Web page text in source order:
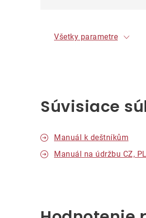
Všetky parametre
Súvisiace
Manuál k deštníkům
Manuál na údržbu CZ, PL